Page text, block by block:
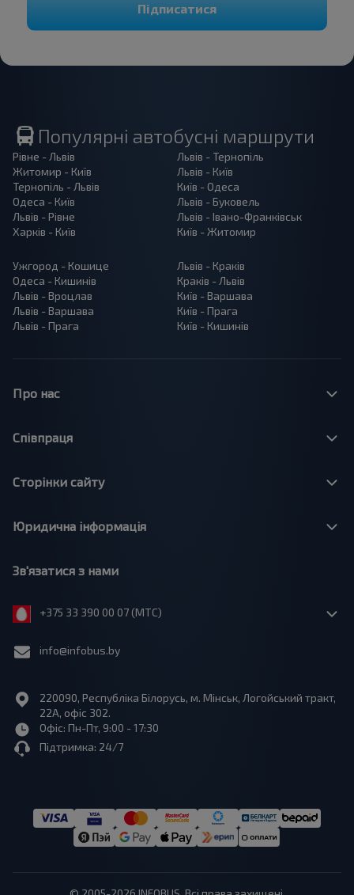
Підписатися
Популярні автобусні маршрути
Рівне - Львів
Житомир - Київ
Тернопіль - Львів
Одеса - Київ
Львів - Рівне
Харків - Київ
Львів - Тернопіль
Львів - Київ
Київ - Одеса
Львів - Буковель
Львів - Івано-Франківськ
Київ - Житомир
Ужгород - Кошице
Одеса - Кишинів
Львів - Вроцлав
Львів - Варшава
Львів - Прага
Львів - Краків
Краків - Львів
Київ - Варшава
Київ - Прага
Київ - Кишинів
Про нас
Співпраця
Сторінки сайту
Юридична інформація
Зв'язатися з нами
+375 33 390 00 07 (МТС)
info@infobus.by
220090, Республіка Білорусь, м. Мінськ, Логойський тракт,
22А, офіс 302.
Офіс: Пн-Пт, 9:00 - 17:30
Підтримка: 24/7